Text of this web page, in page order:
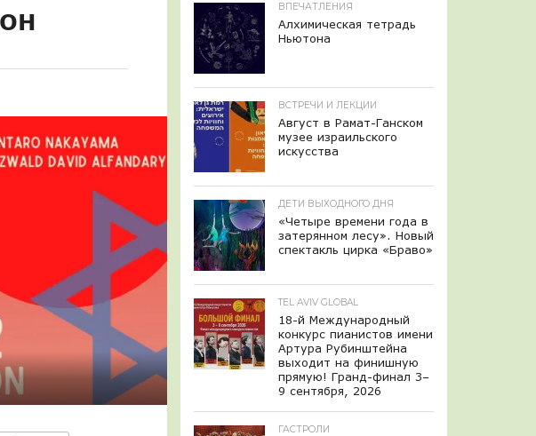
ВПЕЧАТЛЕНИЯ
Алхимическая тетрадь
Ньютона
ВСТРЕЧИ И ЛЕКЦИИ
Август в Рамат-Ганском
музее израильского
искусства
ДЕТИ ВЫХОДНОГО ДНЯ
«Четыре времени года в
затерянном лесу». Новый
спектакль цирка «Браво»
TEL AVIV GLOBAL
18-й Международный
конкурс пианистов имени
Артура Рубинштейна
выходит на финишную
прямую! Гранд-финал 3–
9 сентября, 2026
ГАСТРОЛИ